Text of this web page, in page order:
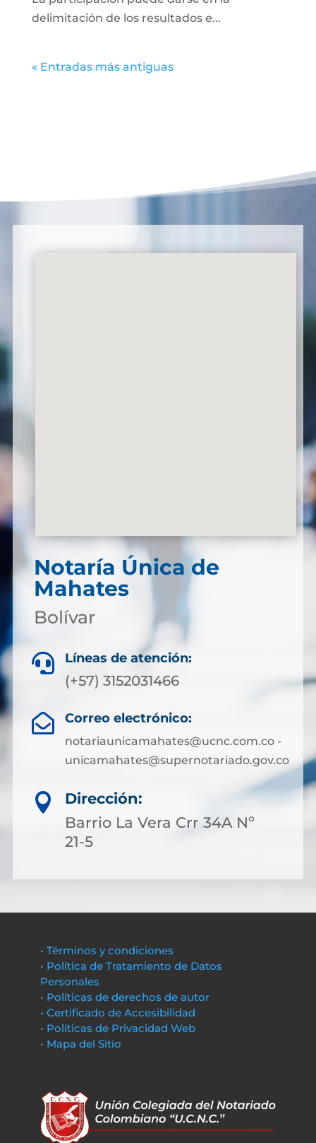
delimitación de los resultados e...
« Entradas más antiguas
Notaría Única de
Mahates
Bolívar
 Líneas de atención:
(+57) 3152031466
 Correo electrónico:
notariaunicamahates@ucnc.com.co -
unicamahates@supernotariado.gov.co

Dirección:
Barrio La Vera Crr 34A Nº
21-5
• Términos y condiciones
• Política de Tratamiento de Datos
Personales
• Políticas de derechos de autor
• Certificado de Accesibilidad
• Políticas de Privacidad Web
• Mapa del Sitio